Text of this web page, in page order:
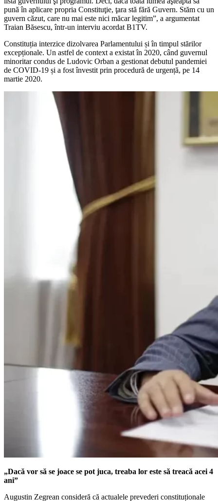
pună în aplicare propria Constituţie, ţara stă fără Guvern. Stăm cu un
guvern căzut, care nu mai este nici măcar legitim”, a argumentat
Traian Băsescu, într-un interviu acordat B1TV.
Constituția interzice dizolvarea Parlamentului și în timpul stărilor
excepționale. Un astfel de context a existat în 2020, când guvernul
minoritar condus de Ludovic Orban a gestionat debutul pandemiei
de COVID-19 și a fost învestit prin procedură de urgență, pe 14
martie 2020.
„Dacă vor să se joace se pot juca, treaba lor este să treacă acei 4
ani”
Augustin Zegrean consideră că actualele prevederi constituționale